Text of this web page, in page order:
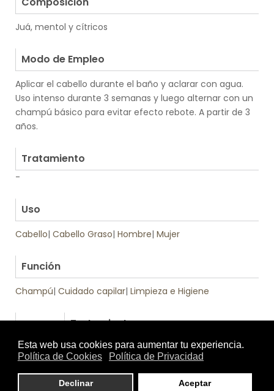
Juá, mentol y cítricos
Modo de Empleo
Aplicar el cabello durante el baño y aclarar con agua.
Uso intenso durante 3 semanas y luego alternar con un
champú básico para evitar efecto rebote. A partir de 3
años.
Tratamiento
-
Uso
Cabello| Cabello Graso| Hombre| Mujer
Función
Champú| Cuidado capilar| Limpieza e Higiene
Tratamiento